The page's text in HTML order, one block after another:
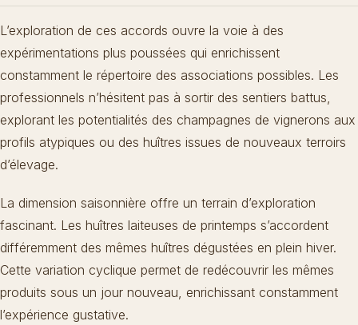
L’exploration de ces accords ouvre la voie à des
expérimentations plus poussées qui enrichissent
constamment le répertoire des associations possibles. Les
professionnels n’hésitent pas à sortir des sentiers battus,
explorant les potentialités des champagnes de vignerons aux
profils atypiques ou des huîtres issues de nouveaux terroirs
d’élevage.
La dimension saisonnière offre un terrain d’exploration
fascinant. Les huîtres laiteuses de printemps s’accordent
différemment des mêmes huîtres dégustées en plein hiver.
Cette variation cyclique permet de redécouvrir les mêmes
produits sous un jour nouveau, enrichissant constamment
l’expérience gustative.